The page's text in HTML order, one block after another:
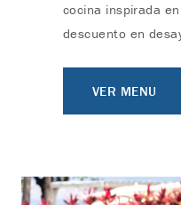
cocina inspirada
descuento en
VER MENU